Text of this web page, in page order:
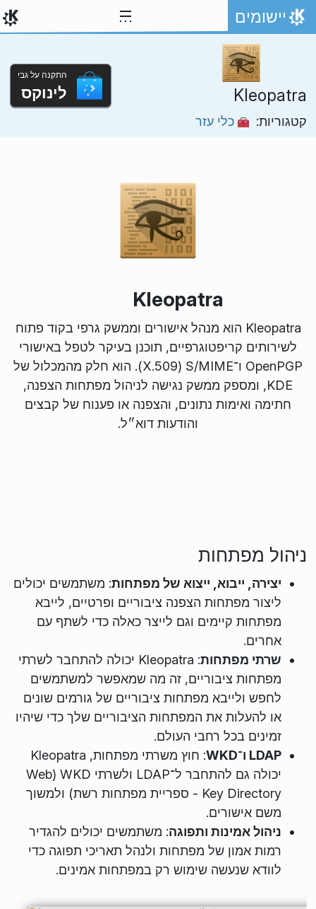
דילוג לתוכן
אתר הבית
יישומים
Kleopatra
קטגוריות: כלי עזר
התקנה על גבי
לינוקס
Kleopatra
Kleopatra הוא מנהל אישורים וממשק גרפי בקוד פתוח
לשירותים קריפטוגרפיים, תוכנן בעיקר לטפל באישורי
OpenPGP ו־S/MIME‏ (X.509). הוא חלק מהמכלול של
KDE, ומספק ממשק נגישה לניהול מפתחות הצפנה,
חתימה ואימות נתונים, והצפנה או פענוח של קבצים
והודעות דוא״ל.
ניהול מפתחות
יצירה, ייבוא, ייצוא של מפתחות: משתמשים יכולים
ליצור מפתחות הצפנה ציבוריים ופרטיים, לייבא
מפתחות קיימים וגם לייצר כאלה כדי לשתף עם
אחרים.
שרתי מפתחות
: Kleopatra יכולה להתחבר לשרתי
מפתחות ציבוריים, זה מה שמאפשר למשתמשים
לחפש ולייבא מפתחות ציבוריים של גורמים שונים
או להעלות את המפתחות הציבוריים שלך כדי שיהיו
זמינים בכל רחבי העולם.
LDAP ו־WKD
: חוץ משרתי מפתחות, Kleopatra
יכולה גם להתחבר ל־LDAP ולשרתי WKD (Web
Key Directory - ספריית מפתחות רשת) ולמשוך
משם אישורים.
ניהול אמינות ותפוגה: משתמשים יכולים להגדיר
רמות אמון של מפתחות ולנהל תאריכי תפוגה כדי
לוודא שנעשה שימוש רק במפתחות אמינים.